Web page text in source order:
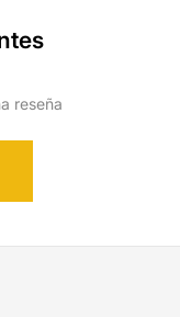
reseña